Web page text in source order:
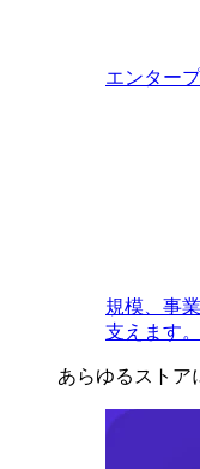
エンター
規模、事
支えます。
あらゆるストア